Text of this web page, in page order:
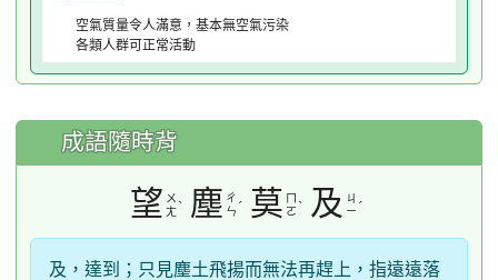
空氣質量令人滿意，基本無空氣污染
各類人群可正常活動
成語隨時背
望 ㄨ
ㄤˋ 塵 ㄔ
ㄣ ˊ 莫 ㄇ
ㄛˋ 及 ㄐ
ㄧ ˊ
及，達到；只見塵土飛揚而無法再趕上，指遠遠落